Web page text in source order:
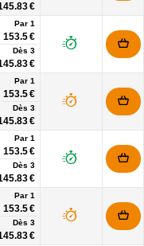
€
Par 1
153.5 €
Dès 3
€
Par 1
153.5 €
Dès 3
€
Par 1
153.5 €
Dès 3
€
Par 1
153.5 €
Dès 3
€